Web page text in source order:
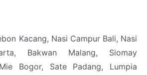
Kacang, Nasi Campur Bali, Nasi
Bakwan Malang, Siomay
Bogor, Sate Padang, Lumpia